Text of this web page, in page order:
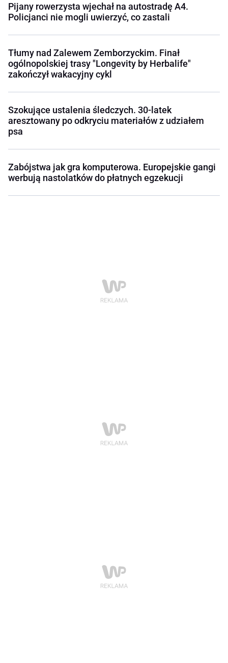
Pijany rowerzysta wjechał na autostradę A4.
Policjanci nie mogli uwierzyć, co zastali
Tłumy nad Zalewem Zemborzyckim. Finał
ogólnopolskiej trasy "Longevity by Herbalife"
zakończył wakacyjny cykl
Szokujące ustalenia śledczych. 30-latek
aresztowany po odkryciu materiałów z udziałem
psa
Zabójstwa jak gra komputerowa. Europejskie gangi
werbują nastolatków do płatnych egzekucji